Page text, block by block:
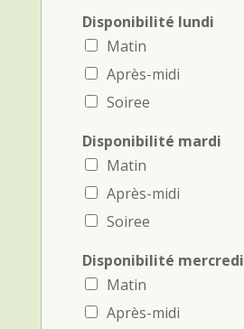
Disponibilité lundi
Matin
Après-midi
Soiree
Disponibilité mardi
Matin
Après-midi
Soiree
Disponibilité mercredi
Matin
Après-midi